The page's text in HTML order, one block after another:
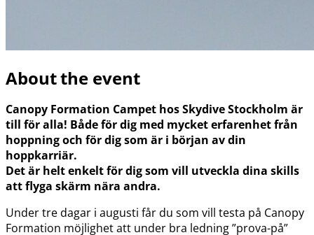
About the event
Canopy Formation Campet hos Skydive Stockholm är
till för alla! Både för dig med mycket erfarenhet från
hoppning och för dig som är i början av din
hoppkarriär.
Det är helt enkelt för dig som vill utveckla dina skills
att flyga skärm nära andra.
Under tre dagar i augusti får du som vill testa på Canopy
Formation möjlighet att under bra ledning ”prova-på”